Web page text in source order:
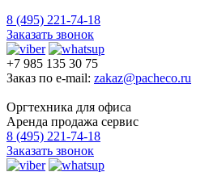
8 (495) 221-74-18
Заказать звонок
+7 985 135 30 75
Заказ по e-mail: zakaz@pacheco.ru
Оргтехника для офиса
Аренда продажа сервис
8 (495) 221-74-18
Заказать звонок